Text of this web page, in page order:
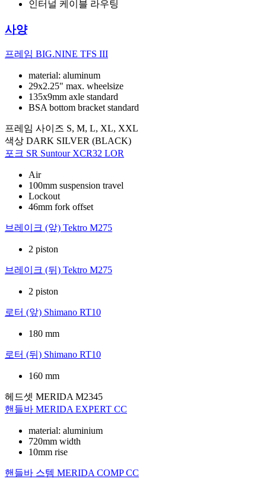
인터널 케이블 라우팅
사양
프레임 BIG.NINE TFS III
material: aluminum
29x2.25" max. wheelsize
135x9mm axle standard
BSA bottom bracket standard
프레임 사이즈 S, M, L, XL, XXL
색상 DARK SILVER (BLACK)
포크 SR Suntour XCR32 LOR
Air
100mm suspension travel
Lockout
46mm fork offset
브레이크 (앞) Tektro M275
2 piston
브레이크 (뒤) Tektro M275
2 piston
로터 (앞) Shimano RT10
180 mm
로터 (뒤) Shimano RT10
160 mm
헤드셋 MERIDA M2345
핸들바 MERIDA EXPERT CC
material: aluminium
720mm width
10mm rise
핸들바 스템 MERIDA COMP CC